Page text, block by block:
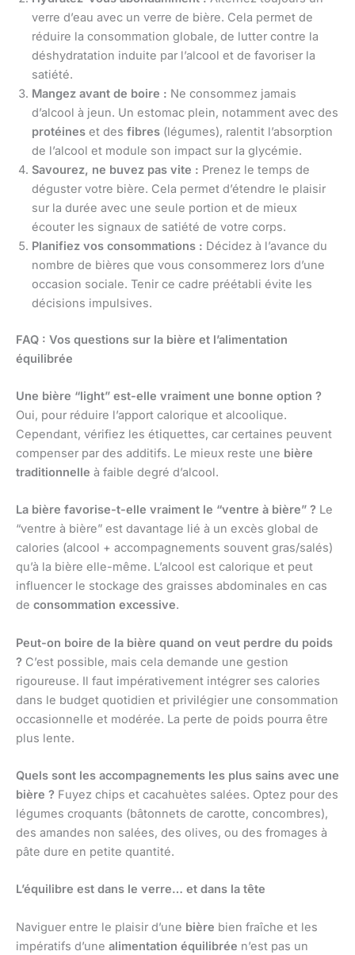
verre d’eau avec un verre de bière. Cela permet de
réduire la consommation globale, de lutter contre la
déshydratation induite par l’alcool et de favoriser la
satiété.
Mangez avant de boire : Ne consommez jamais
d’alcool à jeun. Un estomac plein, notamment avec des
protéines et des fibres (légumes), ralentit l’absorption
de l’alcool et module son impact sur la glycémie.
Savourez, ne buvez pas vite : Prenez le temps de
déguster votre bière. Cela permet d’étendre le plaisir
sur la durée avec une seule portion et de mieux
écouter les signaux de satiété de votre corps.
Planifiez vos consommations : Décidez à l’avance du
nombre de bières que vous consommerez lors d’une
occasion sociale. Tenir ce cadre préétabli évite les
décisions impulsives.
FAQ : Vos questions sur la bière et l’alimentation
équilibrée
Une bière “light” est-elle vraiment une bonne option ?
Oui, pour réduire l’apport calorique et alcoolique.
Cependant, vérifiez les étiquettes, car certaines peuvent
compenser par des additifs. Le mieux reste une bière
traditionnelle à faible degré d’alcool.
La bière favorise-t-elle vraiment le “ventre à bière” ? Le
“ventre à bière” est davantage lié à un excès global de
calories (alcool + accompagnements souvent gras/salés)
qu’à la bière elle-même. L’alcool est calorique et peut
influencer le stockage des graisses abdominales en cas
de consommation excessive.
Peut-on boire de la bière quand on veut perdre du poids
? C’est possible, mais cela demande une gestion
rigoureuse. Il faut impérativement intégrer ses calories
dans le budget quotidien et privilégier une consommation
occasionnelle et modérée. La perte de poids pourra être
plus lente.
Quels sont les accompagnements les plus sains avec une
bière ? Fuyez chips et cacahuètes salées. Optez pour des
légumes croquants (bâtonnets de carotte, concombres),
des amandes non salées, des olives, ou des fromages à
pâte dure en petite quantité.
L’équilibre est dans le verre… et dans la tête
Naviguer entre le plaisir d’une bière bien fraîche et les
impératifs d’une alimentation équilibrée n’est pas un